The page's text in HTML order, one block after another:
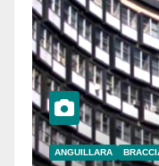
ANGUILLARA